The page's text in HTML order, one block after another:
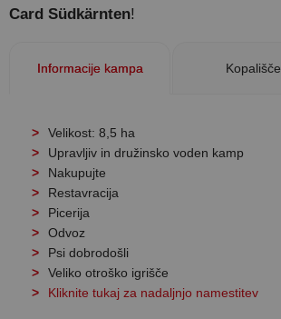
Card Südkärnten!
Informacije kampa Kopališče
Velikost: 8,5 ha
Upravljiv in družinsko voden kamp
Nakupujte
Restavracija
Picerija
Odvoz
Psi dobrodošli
Veliko otroško igrišče
Kliknite tukaj za nadaljnjo namestitev